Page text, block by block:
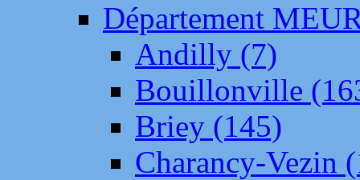
Département
Andilly (7)
Bouillonville
Briey (145)
Charancy-Vezin